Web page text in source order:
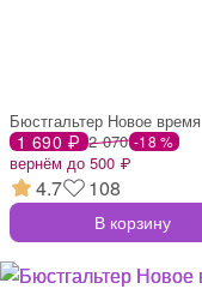
Бюстгальтер Новое время
1 690 ₽ 2 070 -18 %
вернём до 500 ₽
4.7 108
В корзину